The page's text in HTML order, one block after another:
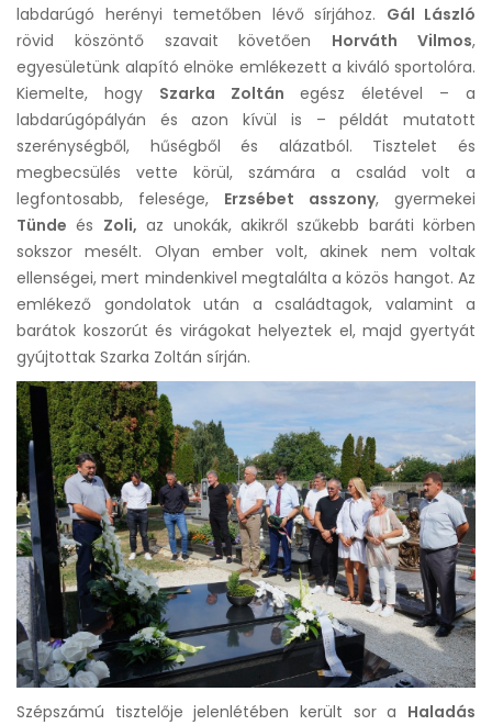
labdarúgó herényi temetőben lévő sírjához. Gál László
rövid köszöntő szavait követően Horváth Vilmos,
egyesületünk alapító elnöke emlékezett a kiváló sportolóra.
Kiemelte, hogy Szarka Zoltán egész életével – a
labdarúgópályán és azon kívül is – példát mutatott
szerénységből, hűségből és alázatból. Tisztelet és
megbecsülés vette körül, számára a család volt a
legfontosabb, felesége, Erzsébet asszony, gyermekei
Tünde és Zoli, az unokák, akikről szűkebb baráti körben
sokszor mesélt. Olyan ember volt, akinek nem voltak
ellenségei, mert mindenkivel megtalálta a közös hangot. Az
emlékező gondolatok után a családtagok, valamint a
barátok koszorút és virágokat helyeztek el, majd gyertyát
gyújtottak Szarka Zoltán sírján.
Szépszámú tisztelője jelenlétében került sor a Haladás